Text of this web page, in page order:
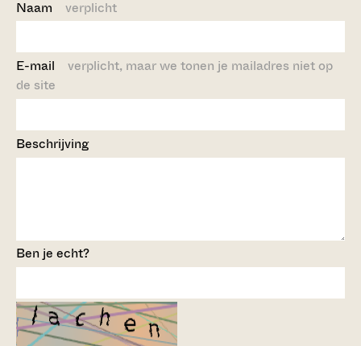
Naam verplicht
E-mail verplicht, maar we tonen je mailadres niet op
de site
Beschrijving
Ben je echt?